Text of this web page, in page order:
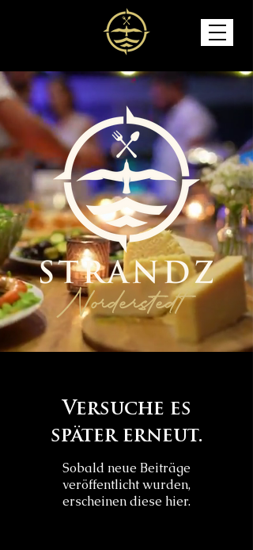
Versuche es
später erneut.
Sobald neue Beiträge
veröffentlicht wurden,
erscheinen diese hier.